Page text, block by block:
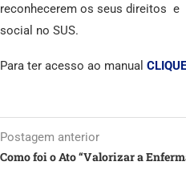
reconhecerem os seus direitos
social no SUS.
Para ter acesso ao manual
Postagem anterior
Como foi o Ato “Valorizar a